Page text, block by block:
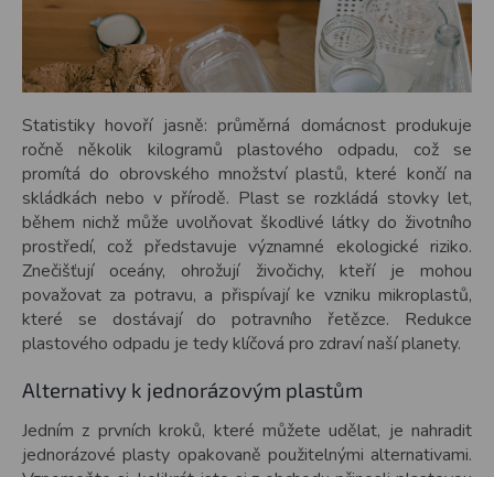
Statistiky hovoří jasně: průměrná domácnost produkuje
ročně několik kilogramů plastového odpadu, což se
promítá do obrovského množství plastů, které končí na
skládkách nebo v přírodě. Plast se rozkládá stovky let,
během nichž může uvolňovat škodlivé látky do životního
prostředí, což představuje významné ekologické riziko.
Znečišťují oceány, ohrožují živočichy, kteří je mohou
považovat za potravu, a přispívají ke vzniku mikroplastů,
které se dostávají do potravního řetězce. Redukce
plastového odpadu je tedy klíčová pro zdraví naší planety.
Alternativy k jednorázovým plastům
Jedním z prvních kroků, které můžete udělat, je nahradit
jednorázové plasty opakovaně použitelnými alternativami.